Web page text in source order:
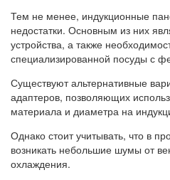
Тем не менее, индукционные
недостатки. Основным из них
устройства, а также
специализированной посуды с
Существуют альтернативные
адаптеров, позволяющих
материала и диаметра на
Однако стоит учитывать, что в
возникать небольшие шумы от
охлаждения.